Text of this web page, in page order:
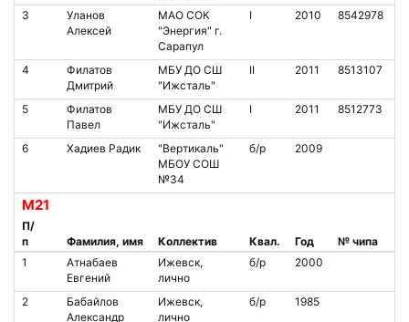
3
Уланов
Алексей
МАО СОК
"Энергия" г.
Сарапул
I 2010 8542978
4
Филатов
Дмитрий
МБУ ДО СШ
"Ижсталь"
II 2011 8513107
5
Филатов
Павел
МБУ ДО СШ
"Ижсталь"
I 2011 8512773
6 Хадиев Радик
"Вертикаль"
МБОУ СОШ
№34
б/р 2009
М21
П/
п
Фамилия, имя Коллектив Квал. Год
№ чипа
1
Атнабаев
Евгений
Ижевск,
лично
б/р 2000
2
Бабайлов
Александр
Ижевск,
лично
б/р 1985